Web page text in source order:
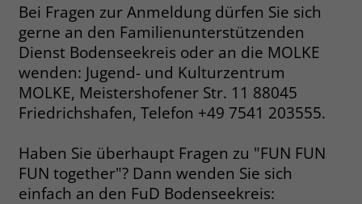
Bei Fragen zur Anmeldung dürfen Sie sich
gerne an den Familienunterstützenden
Dienst Bodenseekreis oder an die MOLKE
wenden: Jugend- und Kulturzentrum
MOLKE, Meistershofener Str. 11 88045
Friedrichshafen, Telefon +49 7541 203555.
Haben Sie überhaupt Fragen zu "FUN FUN
FUN together"? Dann wenden Sie sich
einfach an den FuD Bodenseekreis:
von Facebook zurückzuführen. Dieses
Cookie ist ein Erstanbieter-Cookie, d. h.
Facebook platziert es, während ein
Verbraucher auf Facebook ist. Dieses
Cookie verfolgt die Besuche eines
Nutzers auf verschiedenen Websites
und meldet dieses Verhalten an
gesammelten Daten nutzen, um den
Nutzer besser zu verstehen und
bessere, relevantere Werbung zu